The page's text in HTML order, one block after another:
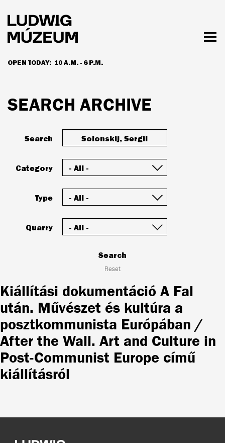
main
content
OPEN TODAY: 10 A.M. - 6 P.M.
HOURS & ADMISSION
SEARCH ARCHIVE
Search
Category
Type
Quarry
Search
Reset
Kiállítási dokumentáció A Fal
után. Művészet és kultúra a
posztkommunista Európában /
After the Wall. Art and Culture in
Post-Communist Europe című
kiállításról